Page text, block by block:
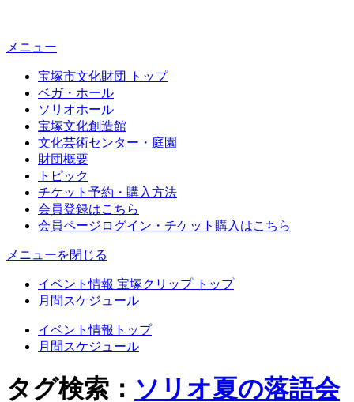
メニュー
宝塚市文化財団 トップ
ベガ・ホール
ソリオホール
宝塚文化創造館
文化芸術センター・庭園
財団概要
トピック
チケット予約・購入方法
会員登録はこちら
会員ページログイン・チケット購入はこちら
メニューを閉じる
イベント情報 宝塚クリップ トップ
月間スケジュール
イベント情報トップ
月間スケジュール
タグ検索： ソリオ夏の落語会